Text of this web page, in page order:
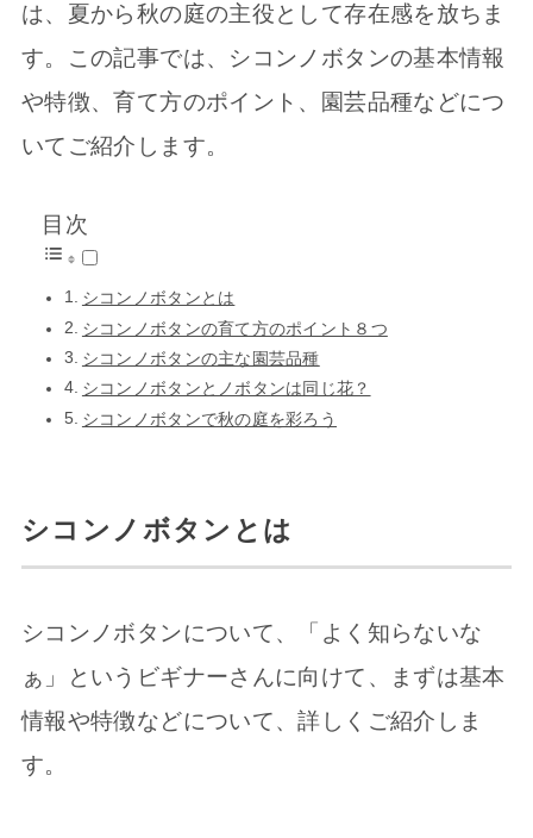
は、夏から秋の庭の主役として存在感を放ちま
す。この記事では、シコンノボタンの基本情報
や特徴、育て方のポイント、園芸品種などにつ
いてご紹介します。
目次
シコンノボタンとは
シコンノボタンの育て方のポイント８つ
シコンノボタンの主な園芸品種
シコンノボタンとノボタンは同じ花？
シコンノボタンで秋の庭を彩ろう
シコンノボタンとは
シコンノボタンについて、「よく知らないな
ぁ」というビギナーさんに向けて、まずは基本
情報や特徴などについて、詳しくご紹介しま
す。